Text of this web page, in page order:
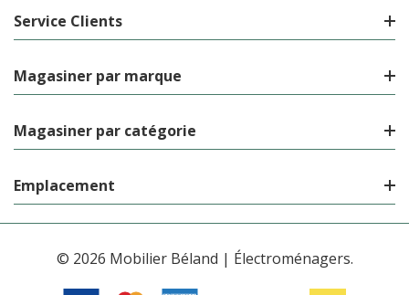
Service Clients
Magasiner par marque
Magasiner par catégorie
Emplacement
© 2026 Mobilier Béland | Électroménagers.